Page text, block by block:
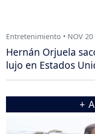
Entretenimiento • NOV 20
Hernán Orjuela
lujo en Estados
+